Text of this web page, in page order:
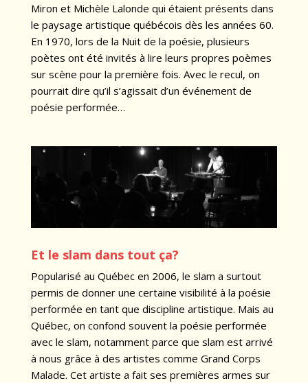
Miron et Michèle Lalonde qui étaient présents dans
le paysage artistique québécois dès les années 60.
En 1970, lors de la Nuit de la poésie, plusieurs
poètes ont été invités à lire leurs propres poèmes
sur scène pour la première fois. Avec le recul, on
pourrait dire qu’il s’agissait d’un événement de
poésie performée…
Et le slam dans tout ça?
Popularisé au Québec en 2006, le slam a surtout
permis de donner une certaine visibilité à la poésie
performée en tant que discipline artistique. Mais au
Québec, on confond souvent la poésie performée
avec le slam, notamment parce que slam est arrivé
à nous grâce à des artistes comme Grand Corps
Malade. Cet artiste a fait ses premières armes sur